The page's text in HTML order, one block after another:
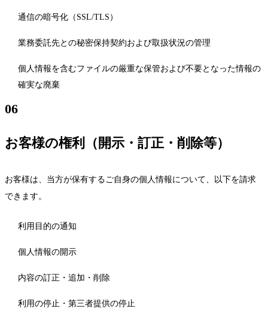
通信の暗号化（SSL/TLS）
業務委託先との秘密保持契約および取扱状況の管理
個人情報を含むファイルの厳重な保管および不要となった情報の
確実な廃棄
06
お客様の権利（開示・訂正・削除等）
お客様は、当方が保有するご自身の個人情報について、以下を請求
できます。
利用目的の通知
個人情報の開示
内容の訂正・追加・削除
利用の停止・第三者提供の停止